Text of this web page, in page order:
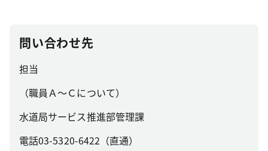
問い合わせ先
担当
（職員Ａ～Ｃについて）
水道局サービス推進部管理課
電話03-5320-6422（直通）